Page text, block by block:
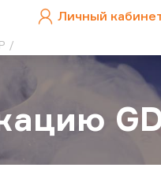
Личный